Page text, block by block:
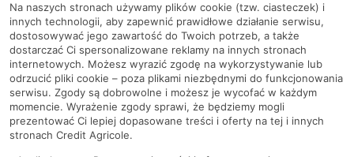
RODO
Regulamin serwisu
Mapa serwisu
PolitykaCookies
Na naszych stronach używamy plików cookie (tzw. ciasteczek) i
innych technologii, aby zapewnić prawidłowe działanie serwisu,
dostosowywać jego zawartość do Twoich potrzeb, a także
dostarczać Ci spersonalizowane reklamy na innych stronach
internetowych. Możesz wyrazić zgodę na wykorzystywanie lub
odrzucić pliki cookie – poza plikami niezbędnymi do funkcjonowania
serwisu. Zgody są dobrowolne i możesz je wycofać w każdym
momencie. Wyrażenie zgody sprawi, że będziemy mogli
prezentować Ci lepiej dopasowane treści i oferty na tej i innych
stronach Credit Agricole.